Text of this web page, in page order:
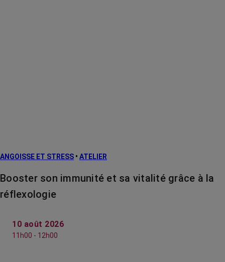
ANGOISSE ET STRESS • ATELIER
Booster son immunité et sa vitalité grâce à la
réflexologie
10 août 2026
11h00 - 12h00